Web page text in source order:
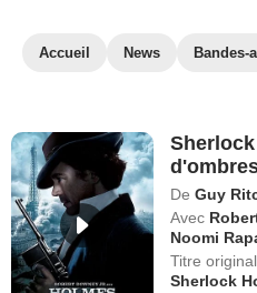
Accueil News Bandes-
De Guy
Avec
Noomi
Titre original
Sherlock